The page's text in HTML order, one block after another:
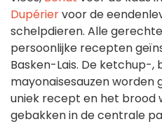
Dupériervoor de
schelpdieren. Alle
persoonlijke recepten
Basken-Lais. De ketchup-
mayonaisesauzen worden
uniek recept en het brood
gebakken in de centrale